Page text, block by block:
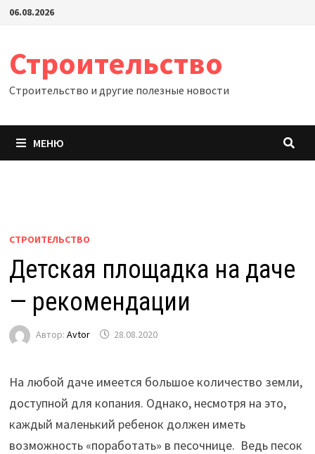
Перейти
06.08.2026
Строительство
Строительство и другие полезные новости
МЕНЮ
СТРОИТЕЛЬСТВО
Детская площадка на даче
— рекомендации
Автор: Avtor 28.08.2020
На любой даче имеется большое количество земли,
доступной для копания. Однако, несмотря на это,
каждый маленький ребенок должен иметь
возможность «поработать» в песочнице. Ведь песок